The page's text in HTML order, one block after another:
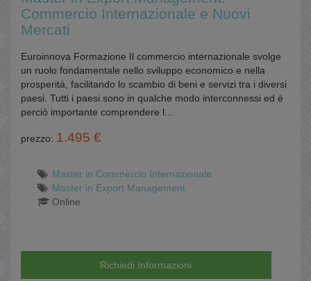
Commercio Internazionale e Nuovi
Mercati
Euroinnova Formazione Il commercio internazionale svolge
un ruolo fondamentale nello sviluppo economico e nella
prosperità, facilitando lo scambio di beni e servizi tra i diversi
paesi. Tutti i paesi sono in qualche modo interconnessi ed è
perciò importante comprendere l...
prezzo: 1.495 €
Master in Commercio Internazionale
Master in Export Management
Online
Richiedi Informazioni